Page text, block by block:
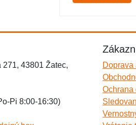
271, 43801 Žatec,
Pi 8:00-16:30)
Doprava
Ochrana